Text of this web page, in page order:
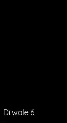
Dilwale 6